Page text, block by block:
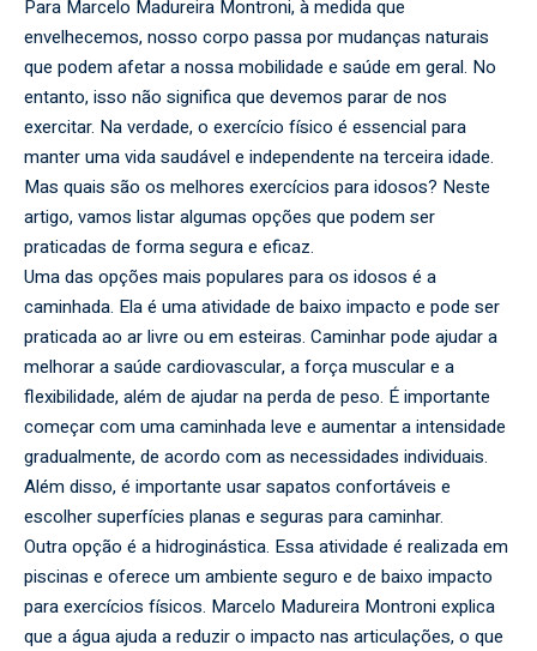
Para Marcelo Madureira Montroni, à medida que
envelhecemos, nosso corpo passa por mudanças naturais
que podem afetar a nossa mobilidade e saúde em geral. No
entanto, isso não significa que devemos parar de nos
exercitar. Na verdade, o exercício físico é essencial para
manter uma vida saudável e independente na terceira idade.
Mas quais são os melhores exercícios para idosos? Neste
artigo, vamos listar algumas opções que podem ser
praticadas de forma segura e eficaz.
Uma das opções mais populares para os idosos é a
caminhada. Ela é uma atividade de baixo impacto e pode ser
praticada ao ar livre ou em esteiras. Caminhar pode ajudar a
melhorar a saúde cardiovascular, a força muscular e a
flexibilidade, além de ajudar na perda de peso. É importante
começar com uma caminhada leve e aumentar a intensidade
gradualmente, de acordo com as necessidades individuais.
Além disso, é importante usar sapatos confortáveis e
escolher superfícies planas e seguras para caminhar.
Outra opção é a hidroginástica. Essa atividade é realizada em
piscinas e oferece um ambiente seguro e de baixo impacto
para exercícios físicos. Marcelo Madureira Montroni explica
que a água ajuda a reduzir o impacto nas articulações, o que